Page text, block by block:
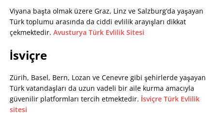
Viyana başta olmak üzere Graz, Linz ve Salzburg’da yaşayan
Türk toplumu arasında da ciddi evlilik arayışları dikkat
çekmektedir. Avusturya Türk Evlilik Sitesi
İsviçre
Zürih, Basel, Bern, Lozan ve Cenevre gibi şehirlerde yaşayan
Türk vatandaşları da uzun vadeli bir aile kurma amacıyla
güvenilir platformları tercih etmektedir. İsviçre Türk Evlilik
sitesi